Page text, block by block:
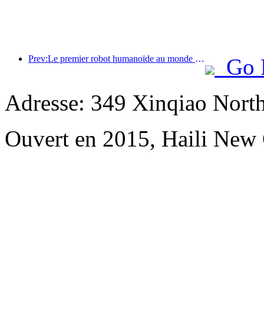
Prev:Le premier robot humanoïde au monde dédié aux services de restauration multi-scénarios a été dévoilé.
Go
Adresse: 349 Xinqiao
Ouvert en 2015, Haili